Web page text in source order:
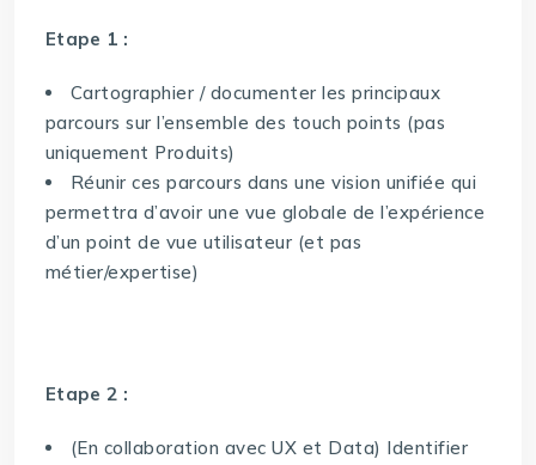
Etape 1 :
Cartographier / documenter les principaux
parcours sur l’ensemble des touch points (pas
uniquement Produits)
Réunir ces parcours dans une vision unifiée qui
permettra d’avoir une vue globale de l’expérience
d’un point de vue utilisateur (et pas
métier/expertise)
Etape 2 :
(En collaboration avec UX et Data) Identifier